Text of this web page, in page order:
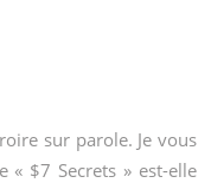
sur parole. Je vous
$7 Secrets » est-elle